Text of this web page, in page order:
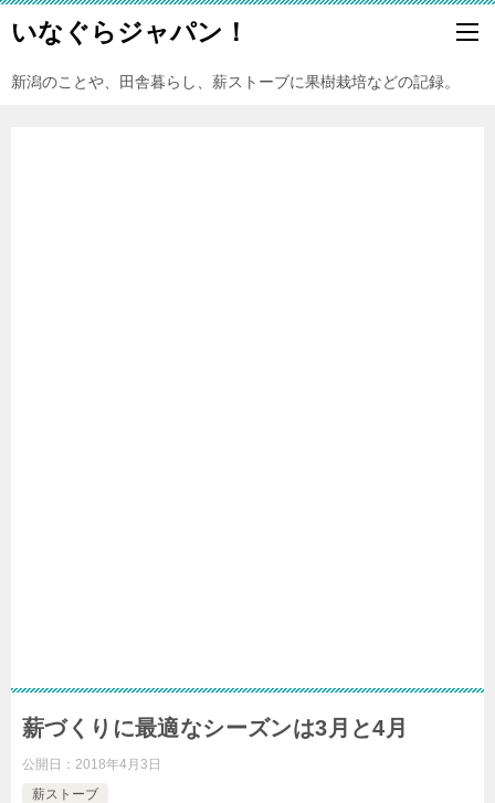
いなぐらジャパン！
新潟のことや、田舎暮らし、薪ストーブに果樹栽培などの記録。
薪づくりに最適なシーズンは3月と4月
公開日： 2018年4月3日
薪ストーブ